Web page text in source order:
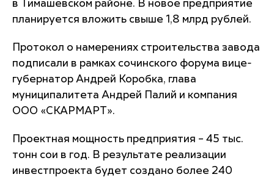
в Тимашевском районе. В новое предприятие
планируется вложить свыше 1,8 млрд рублей.
Протокол о намерениях строительства завода
подписали в рамках сочинского форума вице-
губернатор Андрей Коробка, глава
муниципалитета Андрей Палий и компания
ООО «СКАРМАРТ».
Проектная мощность предприятия – 45 тыс.
тонн сои в год. В результате реализации
инвестпроекта будет создано более 240